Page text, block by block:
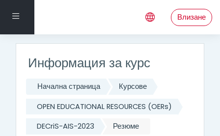
Страничен панел Влизане
Информация за курс
Начална страница Курсове
OPEN EDUCATIONAL RESOURCES (OERs)
DECriS-AIS-2023 Резюме